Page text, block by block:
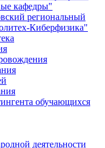
кафедры"
региональный
Киберфизика"
обучающихся
деятельности